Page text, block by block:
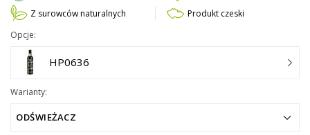
Z surowców naturalnych
Produkt czeski
Opcje:
HP0636
Warianty:
ODŚWIEŻACZ